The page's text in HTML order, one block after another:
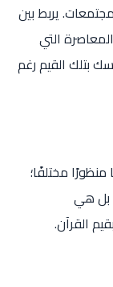
يربط بين
التي
بتلك القيم رغم
مختلفًا؛
بل هي
القرآن.